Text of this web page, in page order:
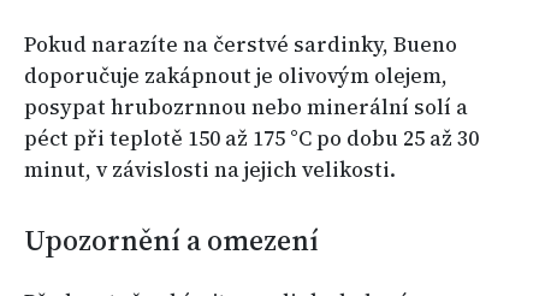
Pokud narazíte na čerstvé sardinky, Bueno
doporučuje zakápnout je olivovým olejem,
posypat hrubozrnnou nebo minerální solí a
péct při teplotě 150 až 175 °C po dobu 25 až 30
minut, v závislosti na jejich velikosti.
Upozornění a omezení